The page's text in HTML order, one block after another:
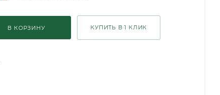
В КОРЗИНУ КУПИТЬ В 1 КЛИК